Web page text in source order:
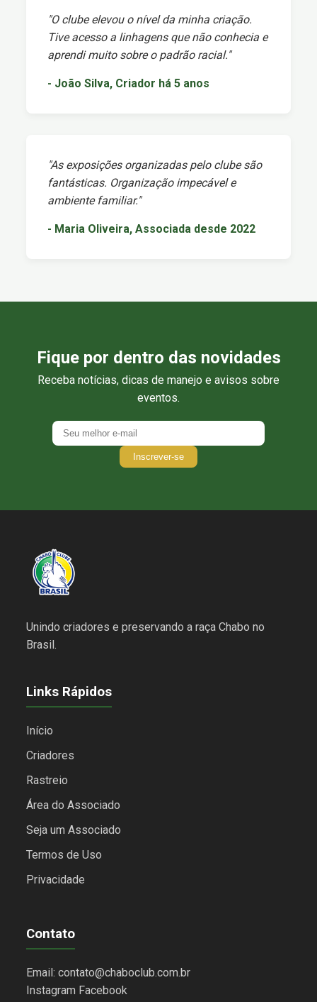
"O clube elevou o nível da minha criação.
Tive acesso a linhagens que não conhecia e
aprendi muito sobre o padrão racial."
- João Silva, Criador há 5 anos
"As exposições organizadas pelo clube são
fantásticas. Organização impecável e
ambiente familiar."
- Maria Oliveira, Associada desde 2022
Fique por dentro das novidades
Receba notícias, dicas de manejo e avisos sobre
eventos.
Inscrever-se
Unindo criadores e preservando a raça Chabo no
Brasil.
Links Rápidos
Início
Criadores
Rastreio
Área do Associado
Seja um Associado
Termos de Uso
Privacidade
Contato
Email: contato@chaboclub.com.br
Instagram Facebook